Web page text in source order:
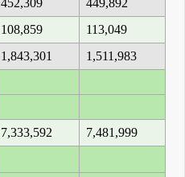
452,309 449,892
108,859 113,049
1,843,301
1,511,983
7,333,592
7,481,999